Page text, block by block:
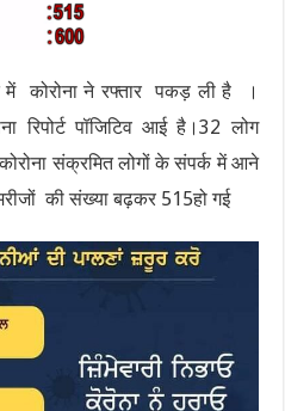
कोरोना ने रफ्तार पकड़ ली है ।
रिपोर्ट पॉजिटिव आई है।32 लोग
संक्रमित लोगों के संपर्क में आने
की संख्या बढ़कर 515हो गई